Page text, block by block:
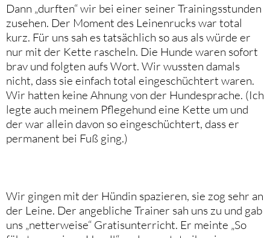
Dann „durften“ wir bei einer seiner Trainingsstunden
zusehen. Der Moment des Leinenrucks war total
kurz. Für uns sah es tatsächlich so aus als würde er
nur mit der Kette rascheln. Die Hunde waren sofort
brav und folgten aufs Wort. Wir wussten damals
nicht, dass sie einfach total eingeschüchtert waren.
Wir hatten keine Ahnung von der Hundesprache. (Ich
legte auch meinem Pflegehund eine Kette um und
der war allein davon so eingeschüchtert, dass er
permanent bei Fuß ging.)
Wir gingen mit der Hündin spazieren, sie zog sehr an
der Leine. Der angebliche Trainer sah uns zu und gab
uns „netterweise“ Gratisunterricht. Er meinte „So